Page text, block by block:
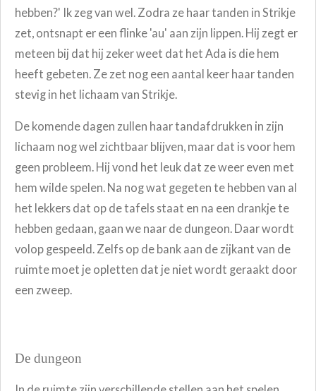
hebben?' Ik zeg van wel. Zodra ze haar tanden in Strikje
zet, ontsnapt er een flinke 'au' aan zijn lippen. Hij zegt er
meteen bij dat hij zeker weet dat het Ada is die hem
heeft gebeten. Ze zet nog een aantal keer haar tanden
stevig in het lichaam van Strikje.
De komende dagen zullen haar tandafdrukken in zijn
lichaam nog wel zichtbaar blijven, maar dat is voor hem
geen probleem. Hij vond het leuk dat ze weer even met
hem wilde spelen. Na nog wat gegeten te hebben van al
het lekkers dat op de tafels staat en na een drankje te
hebben gedaan, gaan we naar de dungeon. Daar wordt
volop gespeeld. Zelfs op de bank aan de zijkant van de
ruimte moet je opletten dat je niet wordt geraakt door
een zweep.
De dungeon